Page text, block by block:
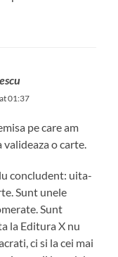
01:37
pe care am
o carte.
concludent: uita-
Sunt unele
Sunt
la Editura X nu
ci si la cei mai